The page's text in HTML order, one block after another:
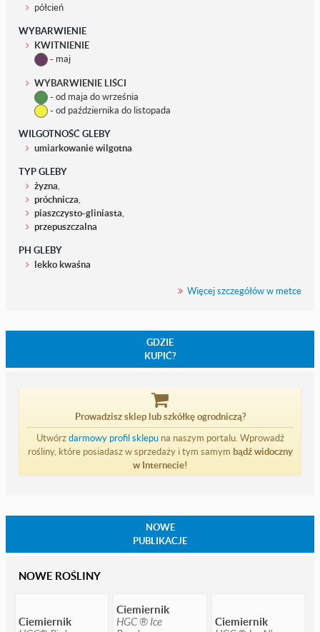
półcień
WYBARWIENIE
KWITNIENIE
- maj
WYBARWIENIE LIŚCI
- od maja do września
- od października do listopada
WILGOTNOŚĆ GLEBY
umiarkowanie wilgotna
TYP GLEBY
żyzna
próchnicza
piaszczysto-gliniasta
przepuszczalna
PH GLEBY
lekko kwaśna
Więcej szczegółów w metce
GDZIE
KUPIĆ?
Prowadzisz sklep lub szkółkę ogrodniczą?
Utwórzdarmowy profil sklepuna naszym portalu. Wprowadź
rośliny, które posiadasz w sprzedaży i tym samym bądź widoczny
w Internecie!
NOWE
PUBLIKACJE
NOWE ROŚLINY
Ciemiernik
Ciemiernik
HGC ® Ice
Ciemiernik